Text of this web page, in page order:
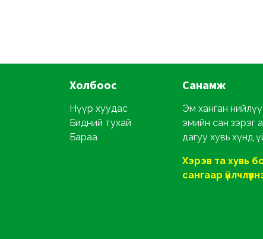
Холбоос
Нүүр хуудас
Бидний тухай
Бараа
Санамж
Эм ханган
эмийн сан зэрэг
дагуу хувь хүнд
Хэрэв та хувь
сангаар үйлчлүүлнэ